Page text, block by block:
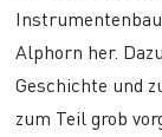
Alphorn her.
Geschichte und
zum Teil grob